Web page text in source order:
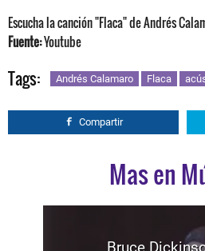
Escucha la canción "Flaca" de Andrés
Fuente:Youtube
Tags: Andrés Calamaro Flaca
Compartir
Mas en
Bruce